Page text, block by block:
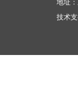
地址
技术